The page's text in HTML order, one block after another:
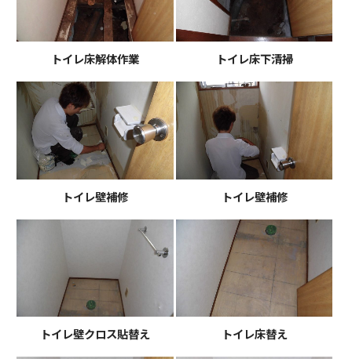
トイレ床解体作業 トイレ床下清掃
トイレ壁補修 トイレ壁補修
トイレ壁クロス貼替え トイレ床替え